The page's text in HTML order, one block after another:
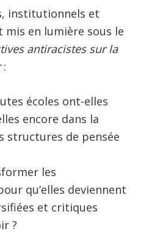
institutionnels et
en lumière sous le
antiracistes sur la
:
écoles ont-elles
encore dans la
structures de pensée
les
qu’elles deviennent
et critiques
?